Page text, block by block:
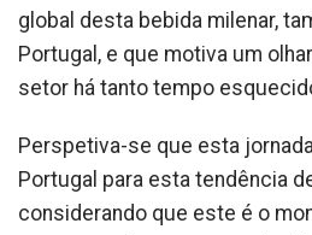
global desta bebida milenar,
Portugal, e que motiva um
setor há tanto tempo
Perspetiva-se que esta
Portugal para esta tendência
considerando que este é o